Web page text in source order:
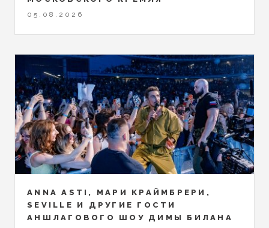
05.08.2026
ANNA ASTI, МАРИ КРАЙМБРЕРИ,
SEVILLE И ДРУГИЕ ГОСТИ
АНШЛАГОВОГО ШОУ ДИМЫ БИЛАНА